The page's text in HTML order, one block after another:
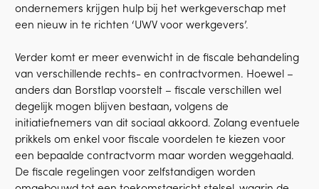
ondernemers krijgen hulp bij het werkgeverschap met
een nieuw in te richten ‘UWV voor werkgevers’.
Verder komt er meer evenwicht in de fiscale behandeling
van verschillende rechts- en contractvormen. Hoewel –
anders dan Borstlap voorstelt – fiscale verschillen wel
degelijk mogen blijven bestaan, volgens de
initiatiefnemers van dit sociaal akkoord. Zolang eventuele
prikkels om enkel voor fiscale voordelen te kiezen voor
een bepaalde contractvorm maar worden weggehaald.
De fiscale regelingen voor zelfstandigen worden